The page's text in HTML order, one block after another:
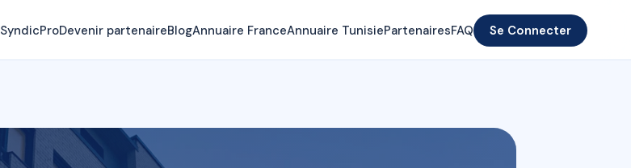
SyndicProDevenir partenaireBlogAnnuaire FranceAnnuaire TunisiePartenairesFAQ Se Connecter